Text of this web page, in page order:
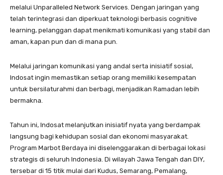
melalui Unparalleled Network Services. Dengan jaringan yang
telah terintegrasi dan diperkuat teknologi berbasis cognitive
learning, pelanggan dapat menikmati komunikasi yang stabil dan
aman, kapan pun dan di mana pun.
Melalui jaringan komunikasi yang andal serta inisiatif sosial,
Indosat ingin memastikan setiap orang memiliki kesempatan
untuk bersilaturahmi dan berbagi, menjadikan Ramadan lebih
bermakna.
Tahun ini, Indosat melanjutkan inisiatif nyata yang berdampak
langsung bagi kehidupan sosial dan ekonomi masyarakat.
Program Marbot Berdaya ini diselenggarakan di berbagai lokasi
strategis di seluruh Indonesia. Di wilayah Jawa Tengah dan DIY,
tersebar di 15 titik mulai dari Kudus, Semarang, Pemalang,